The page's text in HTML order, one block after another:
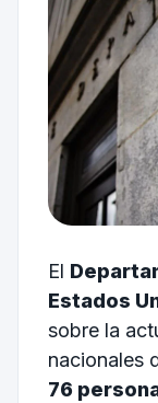
El
Estados
sobre la
nacionales
76